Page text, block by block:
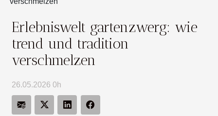
Erlebniswelt gartenzwerg: wie
trend und tradition
verschmelzen
26.05.2026 0h